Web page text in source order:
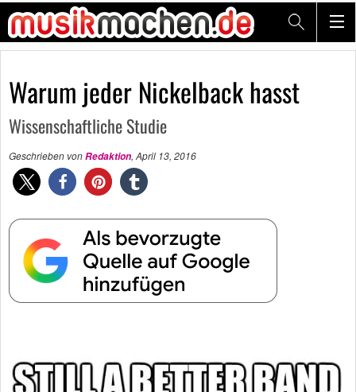
Warum jeder Nickelback hasst
Wissenschaftliche Studie
Geschrieben vonRedaktion, April 13, 2016